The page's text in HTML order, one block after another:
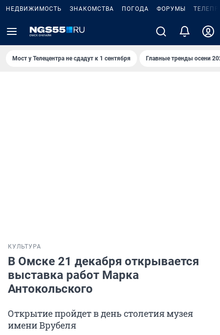
НЕДВИЖИМОСТЬ ЗНАКОМСТВА ПОГОДА ФОРУМЫ
Мост у Телецентра не сдадут к 1 сентября Главные тренды осени
КУЛЬТУРА
В Омске 21 декабря открывается
выставка работ Марка
Антокольского
Открытие пройдет в день столетия музея
имени Врубеля